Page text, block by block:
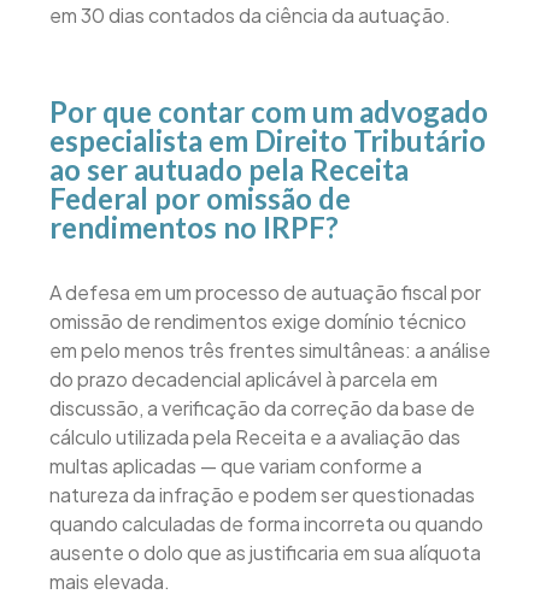
em 30 dias contados da ciência da autuação.
Por que contar com um advogado
especialista em Direito Tributário
ao ser autuado pela Receita
Federal por omissão de
rendimentos no IRPF?
A defesa em um processo de autuação fiscal por
omissão de rendimentos exige domínio técnico
em pelo menos três frentes simultâneas: a análise
do prazo decadencial aplicável à parcela em
discussão, a verificação da correção da base de
cálculo utilizada pela Receita e a avaliação das
multas aplicadas — que variam conforme a
natureza da infração e podem ser questionadas
quando calculadas de forma incorreta ou quando
ausente o dolo que as justificaria em sua alíquota
mais elevada.